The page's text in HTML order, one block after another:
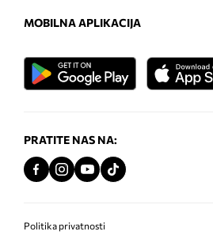
MOBILNA APLIKACIJA
PRATITE NAS NA:
Politika privatnosti